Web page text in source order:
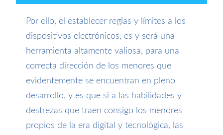
Por ello, el establecer reglas y límites a los
dispositivos electrónicos, es y será una
herramienta altamente valiosa, para una
correcta dirección de los menores que
evidentemente se encuentran en pleno
desarrollo, y es que si a las habilidades y
destrezas que traen consigo los menores
propios de la era digital y tecnológica, las